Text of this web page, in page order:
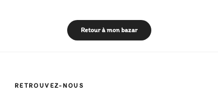
Retour à mon bazar
RETROUVEZ-NOUS